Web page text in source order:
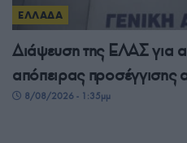
ΕΛΛΑΔΑ
Διάψευση της ΕΛΑΣ για
απόπειρας προσέγγισης
8/08/2026 - 1:35μμ